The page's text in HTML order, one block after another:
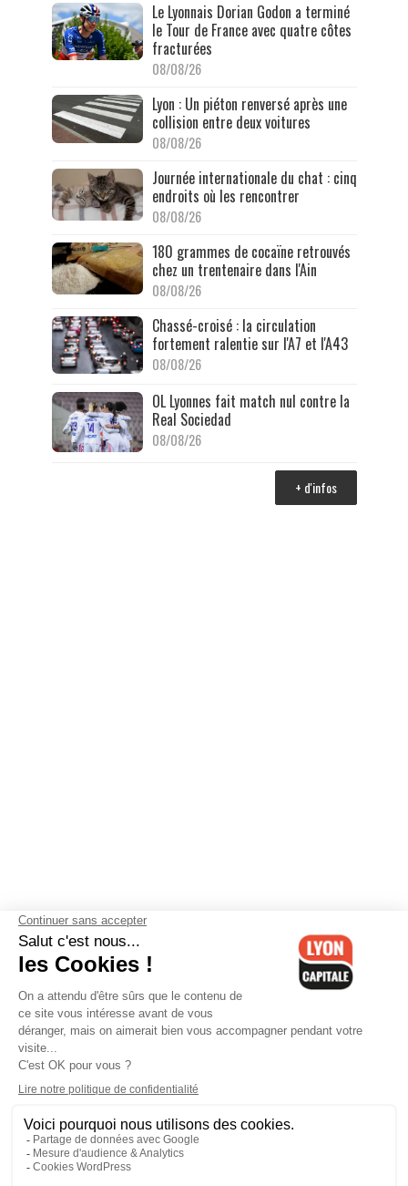
Le Lyonnais Dorian Godon a terminé
le Tour de France avec quatre côtes
fracturées
08/08/26
Lyon : Un piéton renversé après une
collision entre deux voitures
08/08/26
Journée internationale du chat : cinq
endroits où les rencontrer
08/08/26
180 grammes de cocaïne retrouvés
chez un trentenaire dans l'Ain
08/08/26
Chassé-croisé : la circulation
fortement ralentie sur l'A7 et l'A43
08/08/26
OL Lyonnes fait match nul contre la
Real Sociedad
08/08/26
+ d'infos
Contactez-nous-Mentions légales-CGV-Politique de
confidentialité-Gestion des cookies